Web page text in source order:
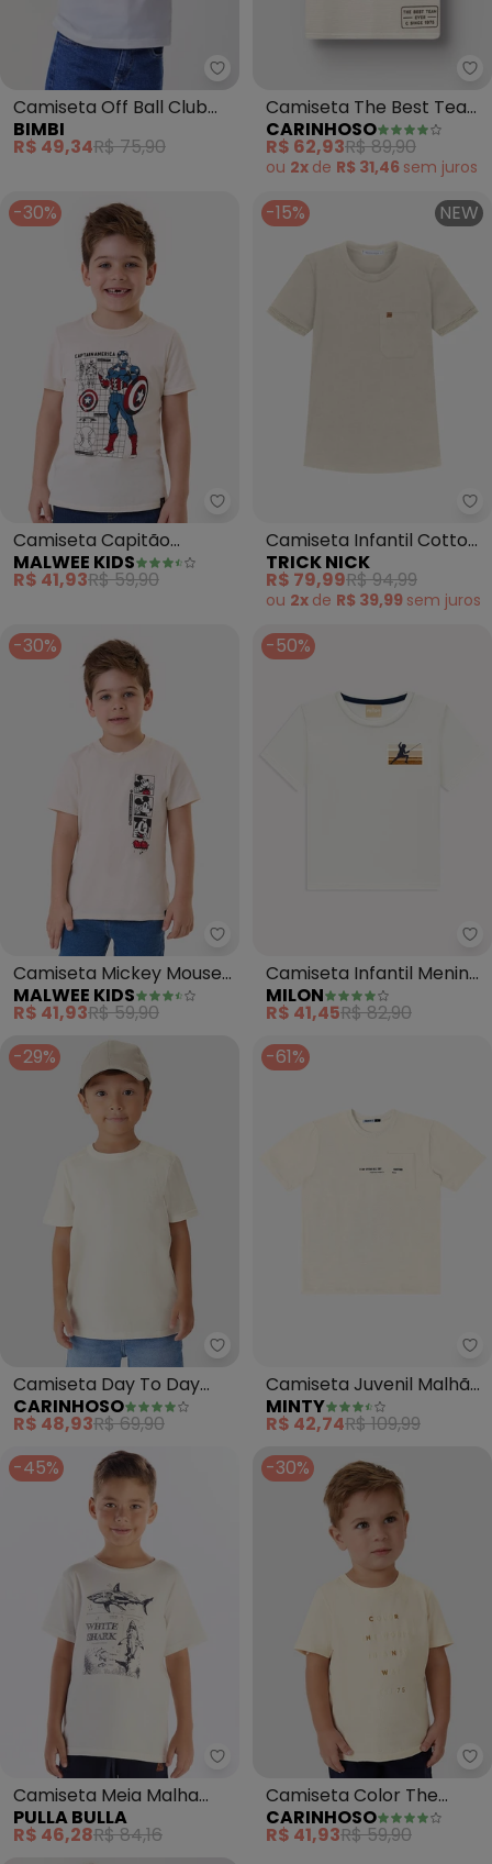
Bimbi - Camiseta Off Ball Club
Camiseta Off Ball Club
(Off White)
BIMBI
R$ 49,34R$ 75,90
Camiseta The Best Team
Ever (Off White)
CARINHOSO
R$ 62,93R$ 89,90
ou 2x de R$ 31,46 sem juros
-30%
Malwee Kids - Camiseta
Camiseta Capitão
América® (Off White )
MALWEE KIDS
R$ 41,93R$ 59,90
-15% NEW
Camiseta Infantil Cotton
Masculina (Bege)
TRICK NICK
R$ 79,99R$ 94,99
ou 2x de R$ 39,99 sem juros
-30%
Malwee Kids - Camiseta
Camiseta Mickey Mouse®
(Off White)
MALWEE KIDS
R$ 41,93R$ 59,90
-50%
Camiseta Infantil Menino
Esgrima (Off White)
MILON
R$ 41,45R$ 82,90
-29%
Carinhoso - Camiseta Day To
Camiseta Day To Day
(Off White)
CARINHOSO
R$ 48,93R$ 69,90
-61%
Camiseta Juvenil Malhão
Flamê Masculina (Bege)
MINTY
R$ 42,74R$ 109,99
-45%
Pulla Bulla - Camiseta Meia
Camiseta Meia Malha
(Bege)
PULLA BULLA
R$ 46,28R$ 84,16
-30%
Camiseta Color The
World In a New Way
(Areia)
CARINHOSO
R$ 41,93R$ 59,90